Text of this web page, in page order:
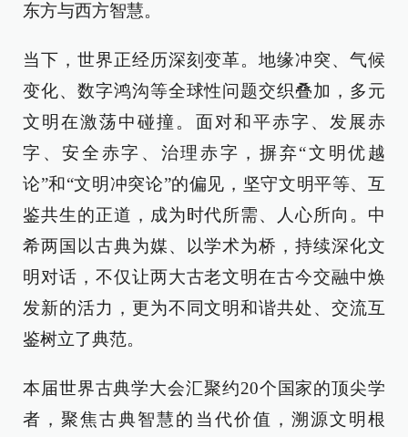
东方与西方智慧。
当下，世界正经历深刻变革。地缘冲突、气候
变化、数字鸿沟等全球性问题交织叠加，多元
文明在激荡中碰撞。面对和平赤字、发展赤
字、安全赤字、治理赤字，摒弃“文明优越
论”和“文明冲突论”的偏见，坚守文明平等、互
鉴共生的正道，成为时代所需、人心所向。中
希两国以古典为媒、以学术为桥，持续深化文
明对话，不仅让两大古老文明在古今交融中焕
发新的活力，更为不同文明和谐共处、交流互
鉴树立了典范。
本届世界古典学大会汇聚约20个国家的顶尖学
者，聚焦古典智慧的当代价值，溯源文明根